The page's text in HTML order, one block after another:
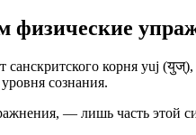
физические
санскритского корня yuj
сознания.
— лишь часть этой